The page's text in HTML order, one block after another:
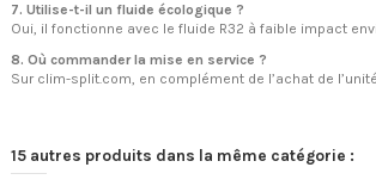
7. Utilise-t-il un fluide écologique ?
Oui, il fonctionne avec le fluide R32 à faible impact
8. Où commander la mise en service ?
Sur clim-split.com, en complément de l’achat de l’unité.
15 autres produits dans la même catégorie :